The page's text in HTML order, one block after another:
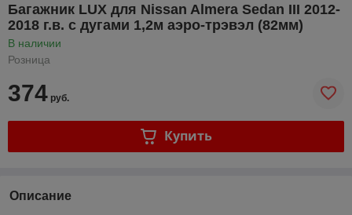
Багажник LUX для Nissan Almera Sedan III 2012-
2018 г.в. с дугами 1,2м аэро-трэвэл (82мм)
В наличии
Розница
374 руб.
Купить
Описание